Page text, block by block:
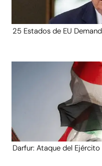
25 Estados de EU
Darfur: Ataque del